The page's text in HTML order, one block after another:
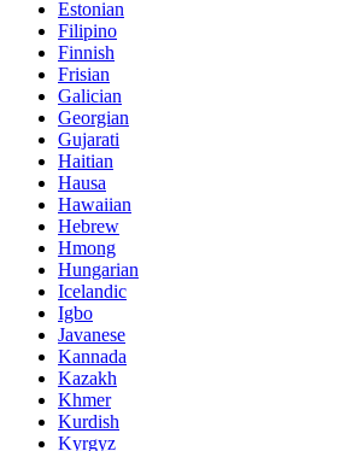
Estonian
Filipino
Finnish
Frisian
Galician
Georgian
Gujarati
Haitian
Hausa
Hawaiian
Hebrew
Hmong
Hungarian
Icelandic
Igbo
Javanese
Kannada
Kazakh
Khmer
Kurdish
Kyrgyz